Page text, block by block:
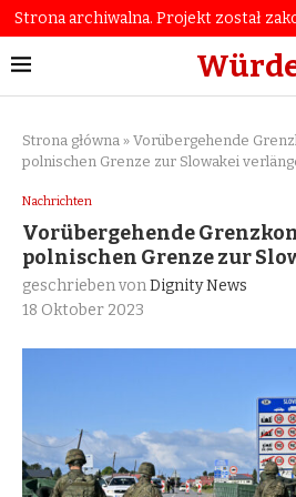
Strona archiwalna. Projekt został
Strona główna » Vorübergehende
polnischen Grenze zur Slowakei
Nachrichten
Vorübergehende
polnischen Grenze zur
geschrieben vonDignity News
18 Oktober 2023